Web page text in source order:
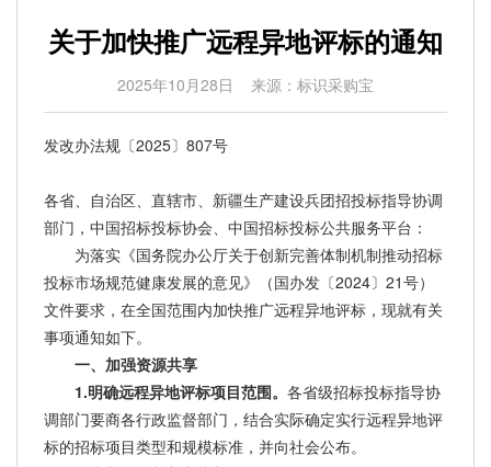
关于加快推广远程异地评标的通知
2025年10月28日 来源：标识采购宝
发改办法规〔2025〕807号
各省、自治区、直辖市、新疆生产建设兵团招投标指导协调
部门，中国招标投标协会、中国招标投标公共服务平台：
为落实《国务院办公厅关于创新完善体制机制推动招标
投标市场规范健康发展的意见》（国办发〔2024〕21号）
文件要求，在全国范围内加快推广远程异地评标，现就有关
事项通知如下。
一、加强资源共享
1.明确远程异地评标项目范围。 各省级招标投标指导协
调部门要商各行政监督部门，结合实际确定实行远程异地评
标的招标项目类型和规模标准，并向社会公布。